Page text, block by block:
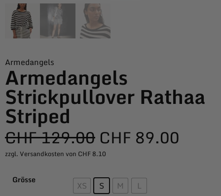
Armedangels
Armedangels
Strickpullover Rathaa
Striped
CHF129.00 CHF 89.00
zzgl. Versandkosten von CHF 8.10
Grösse XS S M L